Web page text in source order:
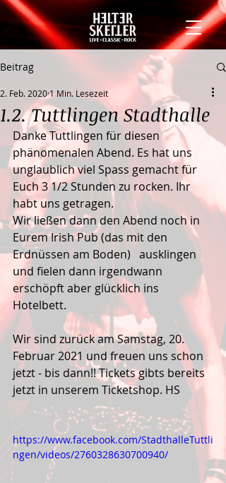
Beitrag
1.2. Tuttlingen Stadthalle
2. Feb. 20201 Min. Lesezeit
Danke Tuttlingen für diesen
phänomenalen Abend. Es hat uns
unglaublich viel Spass gemacht für
Euch 3 1/2 Stunden zu rocken. Ihr
habt uns getragen.
Wir ließen dann den Abend noch in
Eurem Irish Pub (das mit den
Erdnüssen am Boden)   ausklingen
und fielen dann irgendwann
erschöpft aber glücklich ins
Hotelbett.
Wir sind zurück am Samstag, 20.
Februar 2021 und freuen uns schon
jetzt - bis dann!! Tickets gibts bereits
jetzt in unserem Ticketshop. HS
https://www.facebook.com/StadthalleTuttli
ngen/videos/2760328630700940/